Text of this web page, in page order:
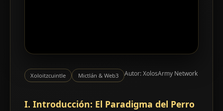
Xoloitzcuintle Mictlán & Web3 Autor: XolosArmy Network
I. Introducción: El Paradigma del Perro